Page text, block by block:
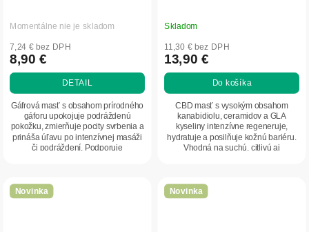
Momentálne nie je skladom
7,24 € bez DPH
8,90 €
DETAIL
Gáfrová masť s obsahom prírodného
gáforu upokojuje podráždenú
pokožku, zmierňuje pocity svrbenia a
prináša úľavu po intenzívnej masáži
či podráždení. Podporuje
Skladom
11,30 € bez DPH
13,90 €
Do košíka
CBD masť s vysokým obsahom
kanabidiolu, ceramidov a GLA
kyseliny intenzívne regeneruje,
hydratuje a posilňuje kožnú bariéru.
Vhodná na suchú, citlivú aj
Novinka Novinka